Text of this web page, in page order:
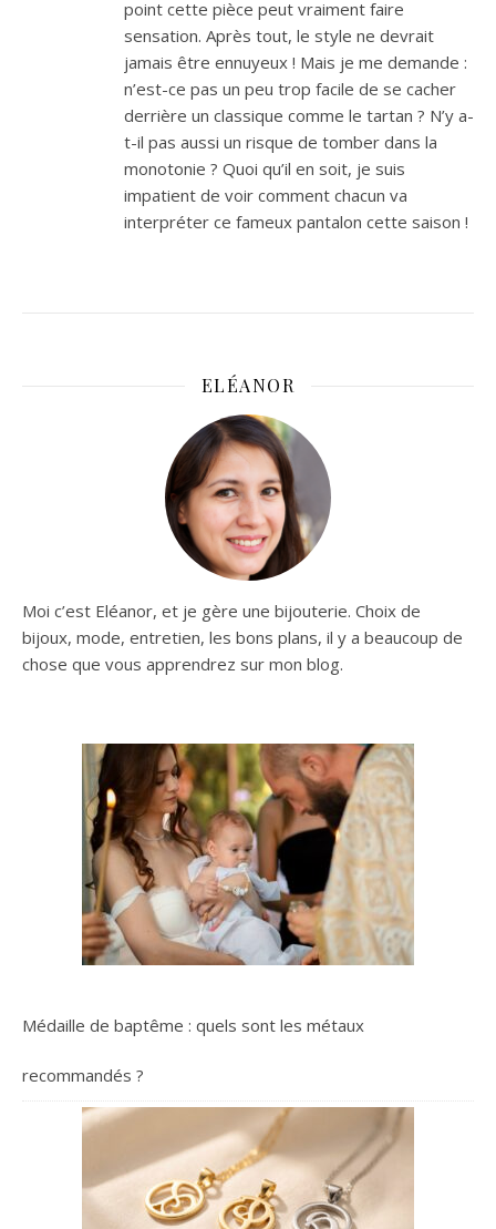
point cette pièce peut vraiment faire
sensation. Après tout, le style ne devrait
jamais être ennuyeux ! Mais je me demande :
n’est-ce pas un peu trop facile de se cacher
derrière un classique comme le tartan ? N’y a-
t-il pas aussi un risque de tomber dans la
monotonie ? Quoi qu’il en soit, je suis
impatient de voir comment chacun va
interpréter ce fameux pantalon cette saison !
ELÉANOR
Moi c’est Eléanor, et je gère une bijouterie. Choix de
bijoux, mode, entretien, les bons plans, il y a beaucoup de
chose que vous apprendrez sur mon blog.
Médaille de baptême : quels sont les métaux
recommandés ?